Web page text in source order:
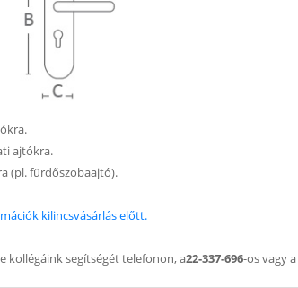
ajtókra.
(pl. fürdőszobaajtó).
kilincsvásárlás előtt.
kollégáink segítségét telefonon, a22-337-696-os vagy a